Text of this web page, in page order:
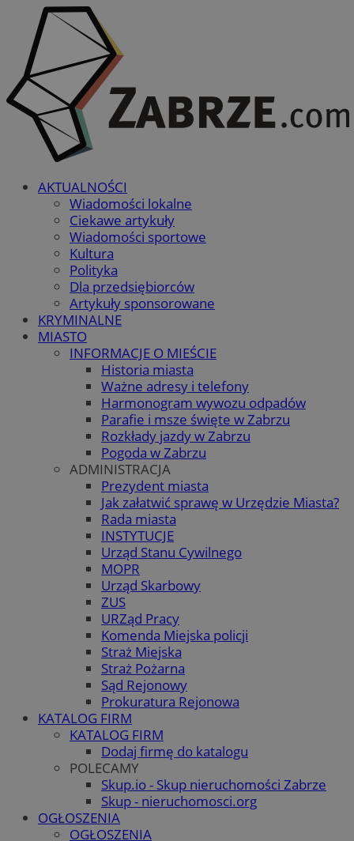
AKTUALNOŚCI
Wiadomości lokalne
Ciekawe artykuły
Wiadomości sportowe
Kultura
Polityka
Dla przedsiębiorców
Artykuły sponsorowane
KRYMINALNE
MIASTO
INFORMACJE O MIEŚCIE
Historia miasta
Ważne adresy i telefony
Harmonogram wywozu odpadów
Parafie i msze święte w Zabrzu
Rozkłady jazdy w Zabrzu
Pogoda w Zabrzu
ADMINISTRACJA
Prezydent miasta
Jak załatwić sprawę w Urzędzie Miasta?
Rada miasta
INSTYTUCJE
Urząd Stanu Cywilnego
MOPR
Urząd Skarbowy
ZUS
URZąd Pracy
Komenda Miejska policji
Straż Miejska
Straż Pożarna
Sąd Rejonowy
Prokuratura Rejonowa
KATALOG FIRM
KATALOG FIRM
Dodaj firmę do katalogu
POLECAMY
Skup.io - Skup nieruchomości Zabrze
Skup - nieruchomosci.org
OGŁOSZENIA
OGŁOSZENIA